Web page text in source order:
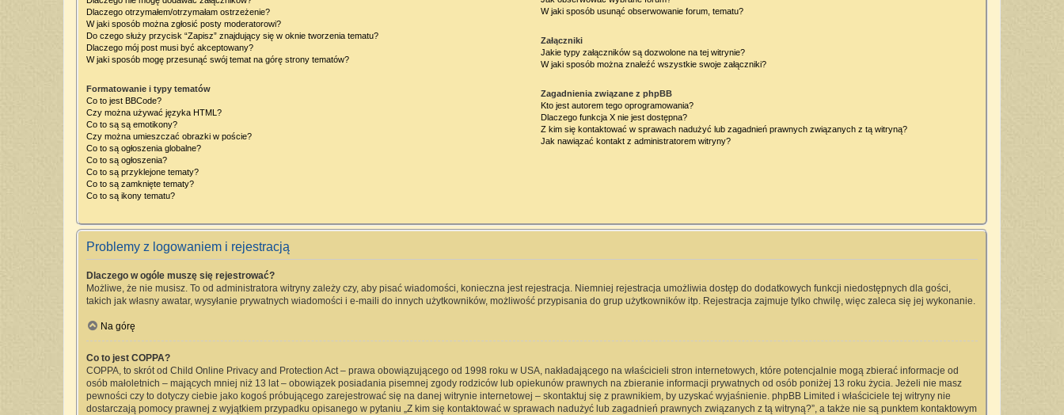
Dlaczego otrzymałem/otrzymałam ostrzeżenie?
W jaki sposób można zgłosić posty moderatorowi?
Do czego służy przycisk “Zapisz” znajdujący się w oknie tworzenia tematu?
Dlaczego mój post musi być akceptowany?
W jaki sposób mogę przesunąć swój temat na górę strony tematów?
Formatowanie i typy tematów
Co to jest BBCode?
Czy można używać języka HTML?
Co to są są emotikony?
Czy można umieszczać obrazki w poście?
Co to są ogłoszenia globalne?
Co to są ogłoszenia?
Co to są przyklejone tematy?
Co to są zamknięte tematy?
Co to są ikony tematu?
W jaki sposób usunąć obserwowanie forum, tematu?
Załączniki
Jakie typy załączników są dozwolone na tej witrynie?
W jaki sposób można znaleźć wszystkie swoje załączniki?
Zagadnienia związane z phpBB
Kto jest autorem tego oprogramowania?
Dlaczego funkcja X nie jest dostępna?
Z kim się kontaktować w sprawach nadużyć lub zagadnień prawnych związanych z tą witryną?
Jak nawiązać kontakt z administratorem witryny?
Problemy z logowaniem i rejestracją
Dlaczego w ogóle muszę się rejestrować?
Możliwe, że nie musisz. To od administratora witryny zależy czy, aby pisać wiadomości, konieczna jest rejestracja. Niemniej rejestracja umożliwia dostęp do dodatkowych funkcji niedostępnych dla gości,
takich jak własny awatar, wysyłanie prywatnych wiadomości i e-maili do innych użytkowników, możliwość przypisania do grup użytkowników itp. Rejestracja zajmuje tylko chwilę, więc zaleca się jej wykonanie.
Na górę
Co to jest COPPA?
COPPA, to skrót od Child Online Privacy and Protection Act – prawa obowiązującego od 1998 roku w USA, nakładającego na właścicieli stron internetowych, które potencjalnie mogą zbierać informacje od
osób małoletnich – mających mniej niż 13 lat – obowiązek posiadania pisemnej zgody rodziców lub opiekunów prawnych na zbieranie informacji prywatnych od osób poniżej 13 roku życia. Jeżeli nie masz
pewności czy to dotyczy ciebie jako kogoś próbującego zarejestrować się na danej witrynie internetowej – skontaktuj się z prawnikiem, by uzyskać wyjaśnienie. phpBB Limited i właściciele tej witryny nie
dostarczają pomocy prawnej z wyjątkiem przypadku opisanego w pytaniu „Z kim się kontaktować w sprawach nadużyć lub zagadnień prawnych związanych z tą witryną?”, a także nie są punktem kontaktowym